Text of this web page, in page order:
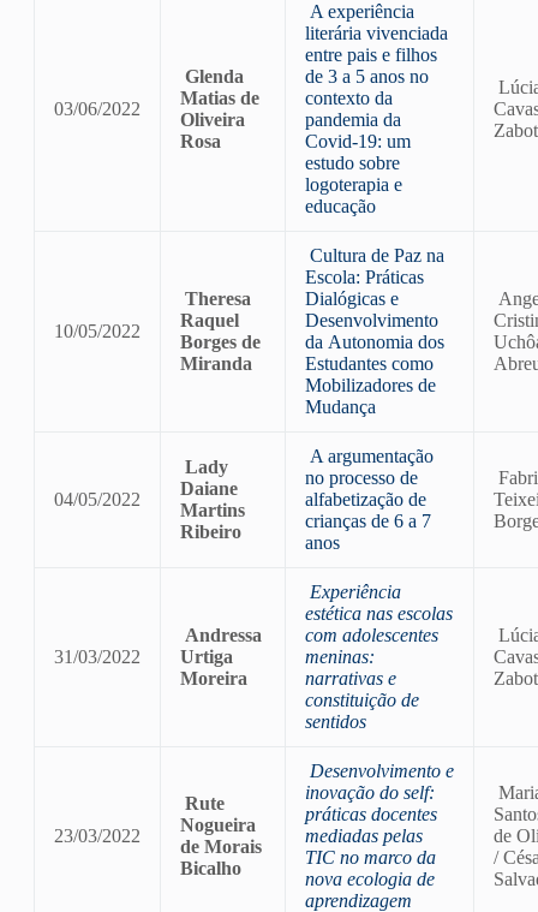
03/06/2022
Glenda
Matias de
Oliveira
Rosa
A experiência
literária vivenciada
entre pais e filhos
de 3 a 5 anos no
contexto da
pandemia da
Covid-19: um
estudo sobre
logoterapia e
educação
10/05/2022
Theresa
Raquel
Borges de
Miranda
Cultura de Paz na
Escola: Práticas
Dialógicas e
Desenvolvimento
da Autonomia dos
Estudantes como
Mobilizadores de
Mudança
04/05/2022
Lady
Daiane
Martins
Ribeiro
A argumentação
no processo de
alfabetização de
crianças de 6 a 7
anos
31/03/2022
Andressa
Urtiga
Moreira
Experiência
estética nas escolas
com adolescentes
meninas:
narrativas e
constituição de
sentidos
23/03/2022
Rute
Nogueira
de Morais
Bicalho
Desenvolvimento e
inovação do self:
práticas docentes
mediadas pelas
TIC no marco da
nova ecologia de
aprendizagem
de
/